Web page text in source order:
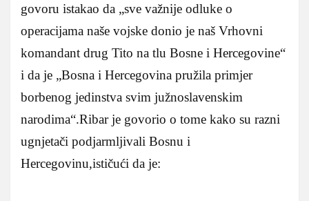
govoru istakao da „sve važnije odluke o
operacijama naše vojske donio je naš Vrhovni
komandant drug Tito na tlu Bosne i Hercegovine“
i da je „Bosna i Hercegovina pružila primjer
borbenog jedinstva svim južnoslavenskim
narodima“.Ribar je govorio o tome kako su razni
ugnjetači podjarmljivali Bosnu i
Hercegovinu,ističući da je: